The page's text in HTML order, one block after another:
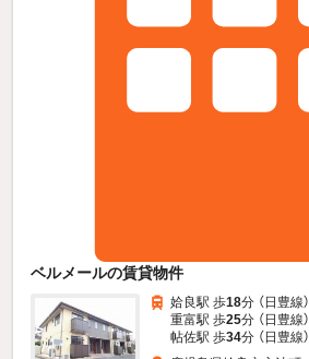
ベルメールの賃貸物件
姶良駅 歩18分 （日豊線）
重富駅 歩25分 （日豊線）
帖佐駅 歩34分 （日豊線）